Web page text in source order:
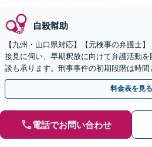
自殺幇助
【九州・山口県対応】【元検事の弁護士
接見に伺い、早期釈放に向けて弁護活動
談も承ります。刑事事件の初期段階は時
日対応】【完全個室】【天神駅3分】
料金表を見る
電話でお問い合わせ